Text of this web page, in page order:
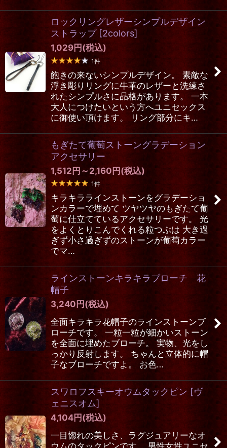
ロックリングレザーシンプルデザイン
ストラップ [2colors]
1,029円(税込)
1件
飽きの来ないシンプルデザイン。 素敵な
浮き彫りリングに牛革のレザーと洗練さ
れたシンプルさに品格があります。 一本
大人につけたいという方へユニセックス
に御使い頂けます。 リング部分にキ…
もぎたて葡萄ストーングラデーション
アクセサリー
1,512円 ～2,160円(税込)
1件
キラキララインストーンをグラデーショ
ンカラーで埋めて ツヤツヤのもぎたて葡
萄に仕立てているアクセサリーです。 光
をよくとりこんでくれる粒つぶは 大き過
ぎず小さ過ぎずのストーンが葡萄カラー
でマ…
ラインストーンキラキラブローチ 花
帽子
3,240 円 (税込)
全面キラキラ花帽子のラインストーンブ
ローチです。 一粒一粒が細かいストーン
を全面に埋めたブローチ。 実物、光をし
っかり反射します。 ちゃんと立体的に帽
子なブローチですよ。 お色…
スワロフスキーオウムタックピン [ヴ
ェニスオム]
4,104円 (税込)
一目惚れの美しさ、ラグジュアリーなオ